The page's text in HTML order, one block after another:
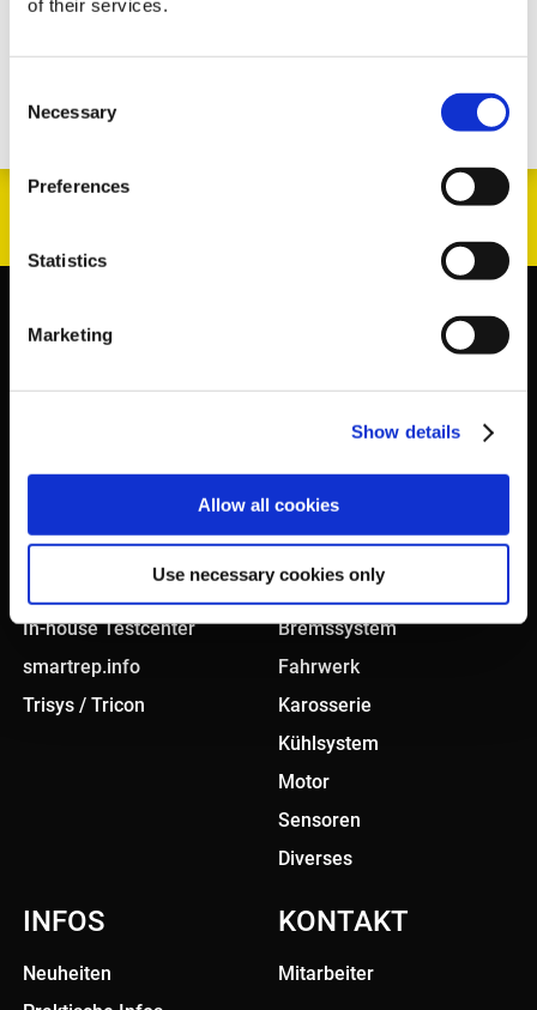
of their services.
Selection
Necessary
Preferences
Statistics
Marketing
Show details
Allow all cookies
Use necessary cookies only
eine bessere Nutzung und besseren Platz für die neuen
KONZEPT
In-house Testcenter
smartrep.info
Trisys / Tricon
PRODUKTE
Antriebssystem
Bremssystem
Fahrwerk
Karosserie
Kühlsystem
Motor
Sensoren
Diverses
INFOS
Neuheiten
KONTAKT
Mitarbeiter